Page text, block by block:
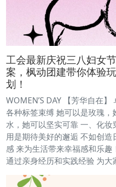
工会最新庆祝三八妇女
案，枫动团建带你体验
划！
WOMEN’S DAY 【芳华自在
各种标签束缚 她可以是玫瑰
水，她可以坚实可靠 一、化妆
用是期待美好的邂逅 不如创
感 来为生活带来幸福感和乐
通过亲身经历和实践经验 为